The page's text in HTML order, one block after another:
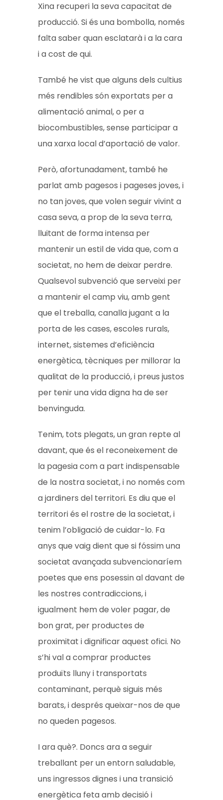
Xina recuperi la seva capacitat de
producció. Si és una bombolla, només
falta saber quan esclatarà i a la cara
i a cost de qui.
També he vist que alguns dels cultius
més rendibles són exportats per a
alimentació animal, o per a
biocombustibles, sense participar a
una xarxa local d’aportació de valor.
Però, afortunadament, també he
parlat amb pagesos i pageses joves, i
no tan joves, que volen seguir vivint a
casa seva, a prop de la seva terra,
lluitant de forma intensa per
mantenir un estil de vida que, com a
societat, no hem de deixar perdre.
Qualsevol subvenció que serveixi per
a mantenir el camp viu, amb gent
que el treballa, canalla jugant a la
porta de les cases, escoles rurals,
internet, sistemes d’eficiència
energètica, tècniques per millorar la
qualitat de la producció, i preus justos
per tenir una vida digna ha de ser
benvinguda.
Tenim, tots plegats, un gran repte al
davant, que és el reconeixement de
la pagesia com a part indispensable
de la nostra societat, i no només com
a jardiners del territori. Es diu que el
territori és el rostre de la societat, i
tenim l’obligació de cuidar-lo. Fa
anys que vaig dient que si fóssim una
societat avançada subvencionaríem
poetes que ens posessin al davant de
les nostres contradiccions, i
igualment hem de voler pagar, de
bon grat, per productes de
proximitat i dignificar aquest ofici. No
s’hi val a comprar productes
produïts lluny i transportats
contaminant, perquè siguis més
barats, i després queixar-nos de que
no queden pagesos.
I ara què?. Doncs ara a seguir
treballant per un entorn saludable,
uns ingressos dignes i una transició
energètica feta amb decisió i